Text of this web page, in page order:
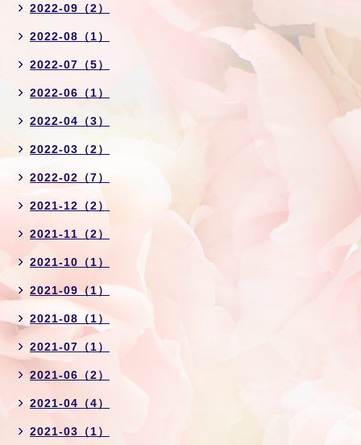
2022-09（2）
2022-08（1）
2022-07（5）
2022-06（1）
2022-04（3）
2022-03（2）
2022-02（7）
2021-12（2）
2021-11（2）
2021-10（1）
2021-09（1）
2021-08（1）
2021-07（1）
2021-06（2）
2021-04（4）
2021-03（1）